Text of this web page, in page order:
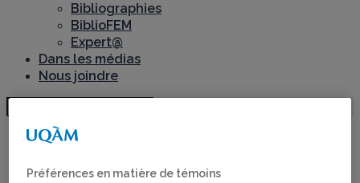
Bibliographies
BiblioFEM
Expert@
Dans les médias
Nous joindre
SONIA ALIMI
Préférences en matière de témoins